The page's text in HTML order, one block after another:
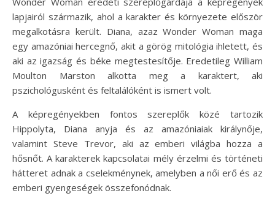
lapjairól származik, ahol a karakter és környezete először
megalkotásra került. Diana, azaz Wonder Woman maga
egy amazóniai hercegnő, akit a görög mitológia ihletett, és
aki az igazság és béke megtestesítője. Eredetileg William
Moulton Marston alkotta meg a karaktert, aki
pszichológusként és feltalálóként is ismert volt.
A képregényekben fontos szereplők közé tartozik
Hippolyta, Diana anyja és az amazóniaiak királynője,
valamint Steve Trevor, aki az emberi világba hozza a
hősnőt. A karakterek kapcsolatai mély érzelmi és történeti
hátteret adnak a cselekménynek, amelyben a női erő és az
emberi gyengeségek összefonódnak.